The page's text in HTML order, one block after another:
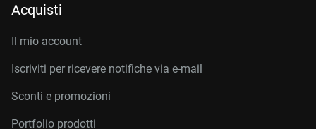
Acquisti
Il mio account
Iscriviti per ricevere notifiche via e-mail
Sconti e promozioni
Portfolio prodotti